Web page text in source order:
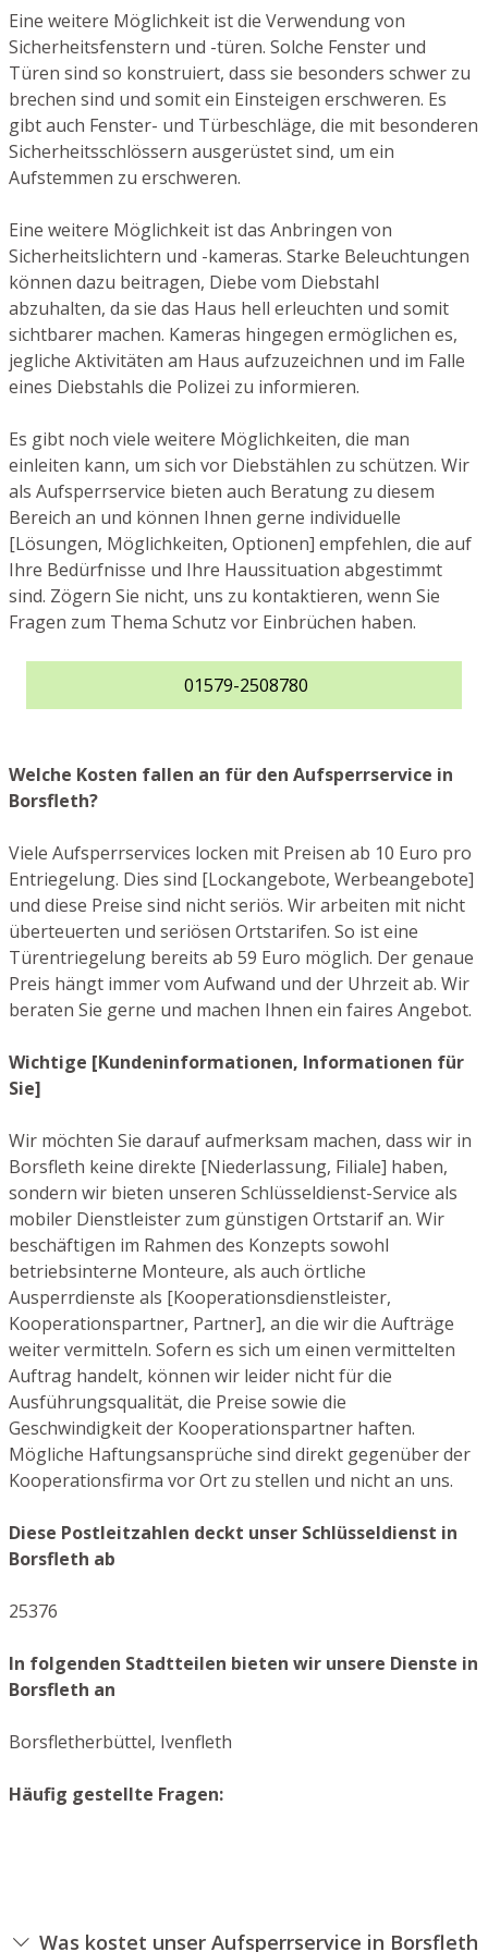
Eine weitere Möglichkeit ist die Verwendung von
Sicherheitsfenstern und -türen. Solche Fenster und
Türen sind so konstruiert, dass sie besonders schwer zu
brechen sind und somit ein Einsteigen erschweren. Es
gibt auch Fenster- und Türbeschläge, die mit besonderen
Sicherheitsschlössern ausgerüstet sind, um ein
Aufstemmen zu erschweren.
Eine weitere Möglichkeit ist das Anbringen von
Sicherheitslichtern und -kameras. Starke Beleuchtungen
können dazu beitragen, Diebe vom Diebstahl
abzuhalten, da sie das Haus hell erleuchten und somit
sichtbarer machen. Kameras hingegen ermöglichen es,
jegliche Aktivitäten am Haus aufzuzeichnen und im Falle
eines Diebstahls die Polizei zu informieren.
Es gibt noch viele weitere Möglichkeiten, die man
einleiten kann, um sich vor Diebstählen zu schützen. Wir
als Aufsperrservice bieten auch Beratung zu diesem
Bereich an und können Ihnen gerne individuelle
[Lösungen, Möglichkeiten, Optionen] empfehlen, die auf
Ihre Bedürfnisse und Ihre Haussituation abgestimmt
sind. Zögern Sie nicht, uns zu kontaktieren, wenn Sie
Fragen zum Thema Schutz vor Einbrüchen haben.
01579-2508780
Welche Kosten fallen an für den Aufsperrservice in
Borsfleth?
Viele Aufsperrservices locken mit Preisen ab 10 Euro pro
Entriegelung. Dies sind [Lockangebote, Werbeangebote]
und diese Preise sind nicht seriös. Wir arbeiten mit nicht
überteuerten und seriösen Ortstarifen. So ist eine
Türentriegelung bereits ab 59 Euro möglich. Der genaue
Preis hängt immer vom Aufwand und der Uhrzeit ab. Wir
beraten Sie gerne und machen Ihnen ein faires Angebot.
Wichtige [Kundeninformationen, Informationen für
Sie]
Wir möchten Sie darauf aufmerksam machen, dass wir in
Borsfleth keine direkte [Niederlassung, Filiale] haben,
sondern wir bieten unseren Schlüsseldienst-Service als
mobiler Dienstleister zum günstigen Ortstarif an. Wir
beschäftigen im Rahmen des Konzepts sowohl
betriebsinterne Monteure, als auch örtliche
Ausperrdienste als [Kooperationsdienstleister,
Kooperationspartner, Partner], an die wir die Aufträge
weiter vermitteln. Sofern es sich um einen vermittelten
Auftrag handelt, können wir leider nicht für die
Ausführungsqualität, die Preise sowie die
Geschwindigkeit der Kooperationspartner haften.
Mögliche Haftungsansprüche sind direkt gegenüber der
Kooperationsfirma vor Ort zu stellen und nicht an uns.
Diese Postleitzahlen deckt unser Schlüsseldienst in
Borsfleth ab
25376
In folgenden Stadtteilen bieten wir unsere Dienste in
Borsfleth an
Borsfletherbüttel, Ivenfleth
Häufig gestellte Fragen:
Was kostet unser Aufsperrservice in Borsfleth